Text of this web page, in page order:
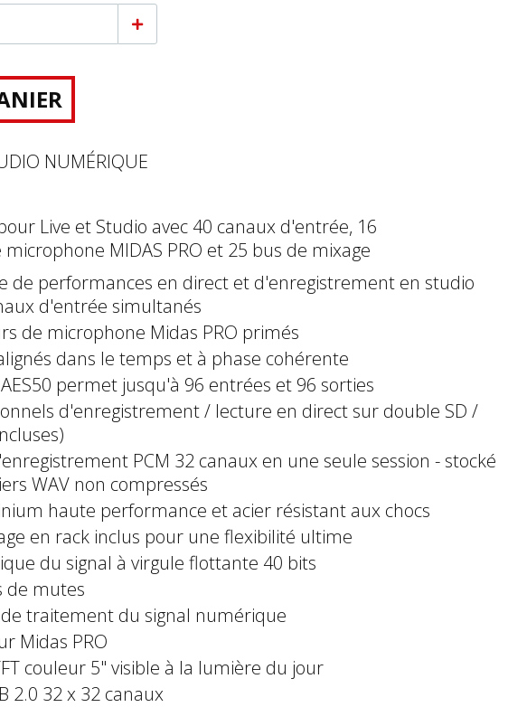
NUMÉRIQUE
Live et Studio avec 40 canaux d'entrée, 16
MIDAS PRO et 25 bus de mixage
de performances en direct et d'enregistrement en studio
d'entrée simultanés
de microphone Midas PRO primés
dans le temps et à phase cohérente
permet jusqu'à 96 entrées et 96 sorties
d'enregistrement / lecture en direct sur double SD /
PCM 32 canaux en une seule session - stocké
WAV non compressés
haute performance et acier résistant aux chocs
en rack inclus pour une flexibilité ultime
du signal à virgule flottante 40 bits
de mutes
traitement du signal numérique
Midas PRO
couleur 5" visible à la lumière du jour
2.0 32 x 32 canaux